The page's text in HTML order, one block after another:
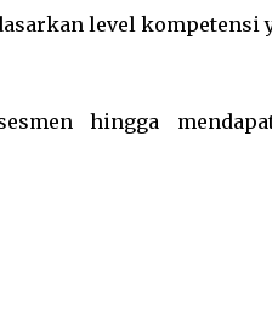
level kompetensi
hingga